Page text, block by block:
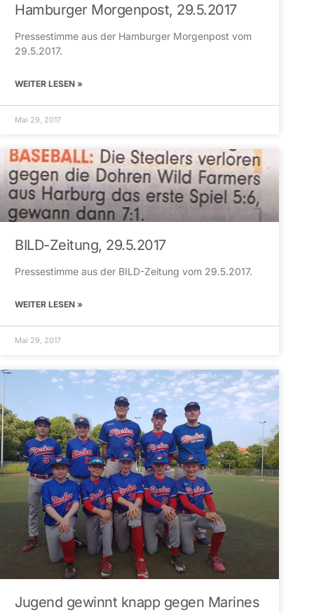
Hamburger Morgenpost, 29.5.2017
Pressestimme aus der Hamburger Morgenpost vom
29.5.2017.
WEITER LESEN »
Mai 29, 2017
BILD-Zeitung, 29.5.2017
Pressestimme aus der BILD-Zeitung vom 29.5.2017.
WEITER LESEN »
Mai 29, 2017
Jugend gewinnt knapp gegen Marines